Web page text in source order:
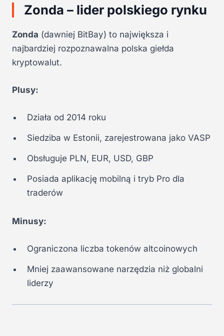
Zonda – lider polskiego rynku
Zonda (dawniej BitBay) to największa i
najbardziej rozpoznawalna polska giełda
kryptowalut.
Plusy:
Działa od 2014 roku
Siedziba w Estonii, zarejestrowana jako VASP
Obsługuje PLN, EUR, USD, GBP
Posiada aplikację mobilną i tryb Pro dla
traderów
Minusy:
Ograniczona liczba tokenów altcoinowych
Mniej zaawansowane narzędzia niż globalni
liderzy